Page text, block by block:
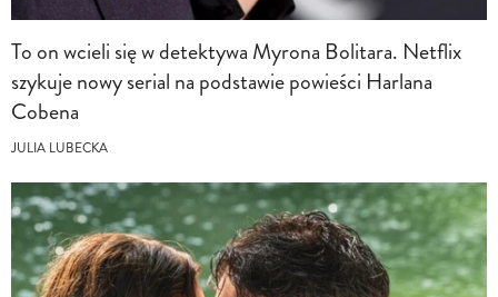
To on wcieli się w detektywa Myrona Bolitara. Netflix
szykuje nowy serial na podstawie powieści Harlana
Cobena
JULIA LUBECKA